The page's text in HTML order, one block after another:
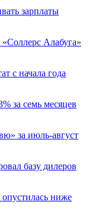
зарплаты
Алабуга»
с начала года
за семь месяцев
за июль-август
базу дилеров
ниже